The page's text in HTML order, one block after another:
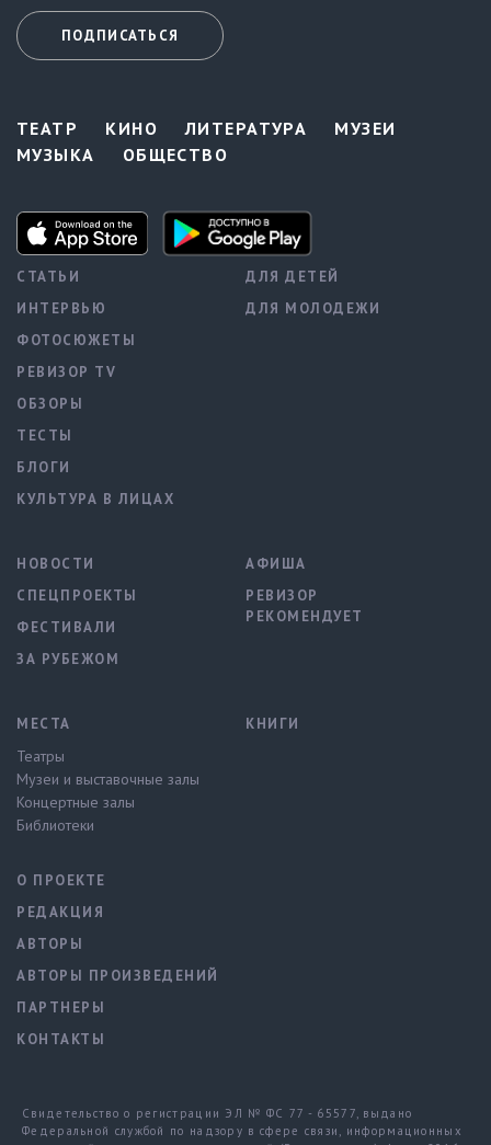
ПОДПИСАТЬСЯ
ТЕАТР КИНО ЛИТЕРАТУРА
МУЗЕИ
МУЗЫКА
ОБЩЕСТВО
СТАТЬИ
ИНТЕРВЬЮ
ФОТОСЮЖЕТЫ
РЕВИЗОР TV
ОБЗОРЫ
ТЕСТЫ
БЛОГИ
КУЛЬТУРА В ЛИЦАХ
ДЛЯ ДЕТЕЙ
ДЛЯ МОЛОДЕЖИ
НОВОСТИ
СПЕЦПРОЕКТЫ
ФЕСТИВАЛИ
ЗА РУБЕЖОМ
АФИША
РЕВИЗОР
РЕКОМЕНДУЕТ
МЕСТА
Театры
Музеи и выставочные залы
Концертные залы
Библиотеки
КНИГИ
О ПРОЕКТЕ
РЕДАКЦИЯ
АВТОРЫ
АВТОРЫ ПРОИЗВЕДЕНИЙ
ПАРТНЕРЫ
КОНТАКТЫ
Свидетельство о регистрации ЭЛ № ФС 77 - 65577, выдано
Федеральной службой по надзору в сфере связи, информационных